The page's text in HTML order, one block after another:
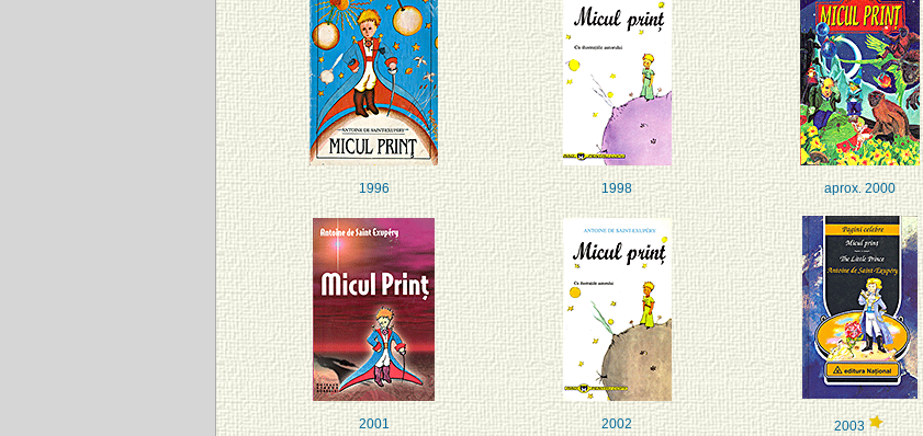
1996 1998 aprox. 2000
2001 2002 2003